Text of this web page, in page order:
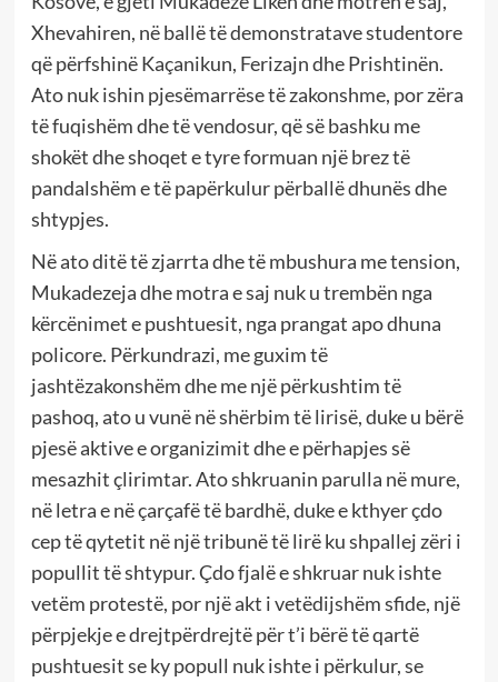
Xhevahiren, në ballë të demonstratave studentore
që përfshinë Kaçanikun, Ferizajn dhe Prishtinën.
Ato nuk ishin pjesëmarrëse të zakonshme, por zëra
të fuqishëm dhe të vendosur, që së bashku me
shokët dhe shoqet e tyre formuan një brez të
pandalshëm e të papërkulur përballë dhunës dhe
shtypjes.
Në ato ditë të zjarrta dhe të mbushura me tension,
Mukadezeja dhe motra e saj nuk u trembën nga
kërcënimet e pushtuesit, nga prangat apo dhuna
policore. Përkundrazi, me guxim të
jashtëzakonshëm dhe me një përkushtim të
pashoq, ato u vunë në shërbim të lirisë, duke u bërë
pjesë aktive e organizimit dhe e përhapjes së
mesazhit çlirimtar. Ato shkruanin parulla në mure,
në letra e në çarçafë të bardhë, duke e kthyer çdo
cep të qytetit në një tribunë të lirë ku shpallej zëri i
popullit të shtypur. Çdo fjalë e shkruar nuk ishte
vetëm protestë, por një akt i vetëdijshëm sfide, një
përpjekje e drejtpërdrejtë për t’i bërë të qartë
pushtuesit se ky popull nuk ishte i përkulur, se